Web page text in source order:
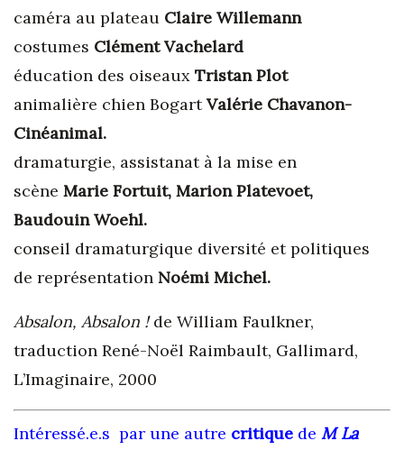
caméra au plateau Claire Willemann
costumes Clément Vachelard
éducation des oiseaux Tristan Plot
animalière chien BogartValérie Chavanon-
Cinéanimal.
dramaturgie, assistanat à la mise en
scène Marie Fortuit, Marion Platevoet,
Baudouin Woehl.
conseil dramaturgique diversité et politiques
de représentation Noémi Michel.
Absalon, Absalon !de William Faulkner,
traduction René-Noël Raimbault, Gallimard,
L’Imaginaire, 2000
Intéressé.e.s par une autre critique de M La